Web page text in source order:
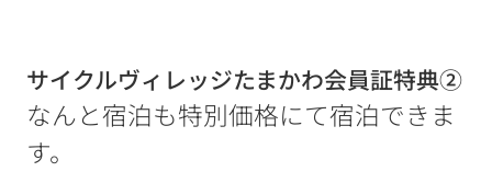
サイクルヴィレッジたまかわ会員証特典②
なんと宿泊も特別価格にて宿泊できま
す。